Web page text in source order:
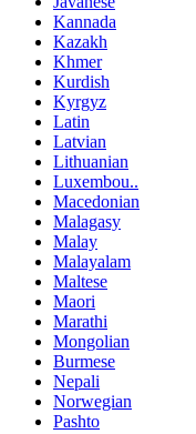
Kannada
Kazakh
Khmer
Kurdish
Kyrgyz
Latin
Latvian
Lithuanian
Luxembou..
Macedonian
Malagasy
Malay
Malayalam
Maltese
Maori
Marathi
Mongolian
Burmese
Nepali
Norwegian
Pashto